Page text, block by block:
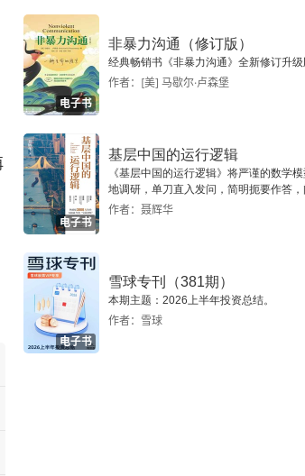
电子书
非暴力沟通（修订版）
经典畅销书《非暴力沟通》全新修订升级
作者：[美] 马歇尔·卢森堡
电子书
基层中国的运行逻辑
《基层中国的运行逻辑》将严谨的数学
地调研，单刀直入发问，简明扼要作答
个真实切近的基层中国。
作者：聂辉华
电子书
雪球专刊（381期）
本期主题：2026上半年投资总结。
作者：雪球